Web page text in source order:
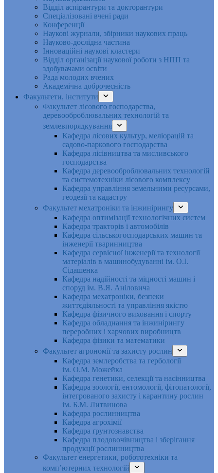
Відділ аспірантури та докторантури
Спеціалізовані вчені ради
Конференції
Наукові журнали, збірники наукових праць
Науково-дослідна частина
Інноваційні наукові кластери
Відділ організації наукової роботи з НПП та
здобувачами освіти
Рада молодих вчених
Академічна доброчесність
Факультети, інститути
Факультет лісового господарства,
деревооброблювальних технологій та
землевпорядкування
Кафедра лісових культур, меліорацій та
садово-паркового господарства
Кафедра лісівництва та мисливського
господарства
Кафедра деревооброблювальних технологій
та системотехніки лісового комплексу
Кафедра управління земельними ресурсами,
геодезії та кадастру
Факультет мехатроніки та інжинірингу
Кафедра оптимізації технологічних систем
Кафедра тракторів і автомобілів
Кафедра сільськогосподарських машин та
інженерії тваринництва
Кафедра cервісної інженерії та технології
матеріалів в машинобудуванні ім. О.І.
Сідашенка
Кафедра надійності та міцності машин і
споруд ім. В.Я. Аніловича
Кафедра мехатроніки, безпеки
життєдіяльності та управління якістю
Кафедра фізичного виховання і спорту
Кафедра обладнання та інжинірингу
переробних і харчових виробництв
Кафедра фізики та математики
Факультет агрономії та захисту рослин
Кафедра землеробства та гербології
ім. О.М. Можейка
Кафедра генетики, селекції та насінництва
Кафедра зоології, ентомології, фітопатології,
інтегрованого захисту і карантину рослин
ім. Б.М. Литвинова
Кафедра рослинництва
Кафедра агрохімії
Кафедра ґрунтознавства
Кафедра плодовочівництва і зберігання
продукції рослинництва
Факультет енергетики, робототехніки та
комп’ютерних технологій